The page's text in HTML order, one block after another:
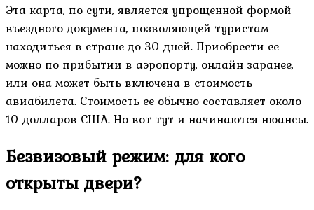
Эта карта, по сути, является упрощенной формой
въездного документа, позволяющей туристам
находиться в стране до 30 дней. Приобрести ее
можно по прибытии в аэропорту, онлайн заранее,
или она может быть включена в стоимость
авиабилета. Стоимость ее обычно составляет около
10 долларов США. Но вот тут и начинаются нюансы.
Безвизовый режим: для кого
открыты двери?